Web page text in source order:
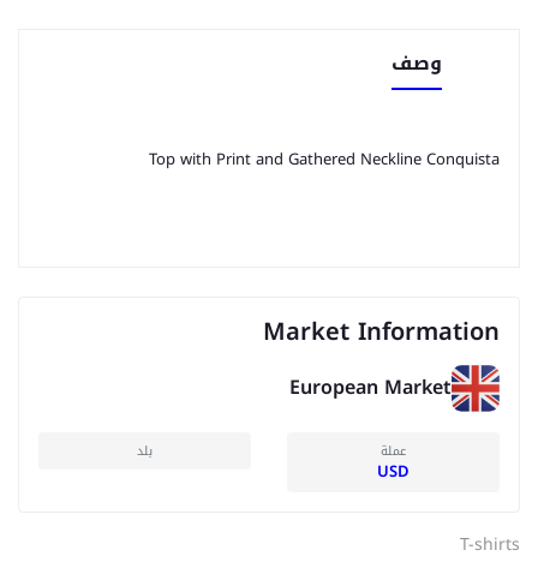
وصف
Top with Print and Gathered Neckline Conquista
Market Information
European Market
عملة
USD
بلد
T-shirts